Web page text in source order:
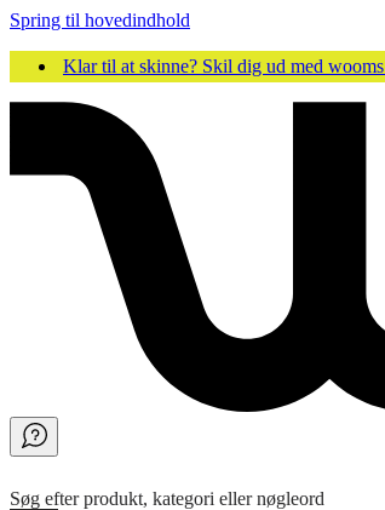
Spring til hovedindhold
Klar til at skinne? Skil dig ud med wooms
Søg efter produkt, kategori eller nøgleord